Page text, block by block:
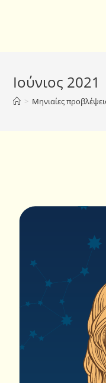
Ιούνιος 2021
> Μηνιαίες